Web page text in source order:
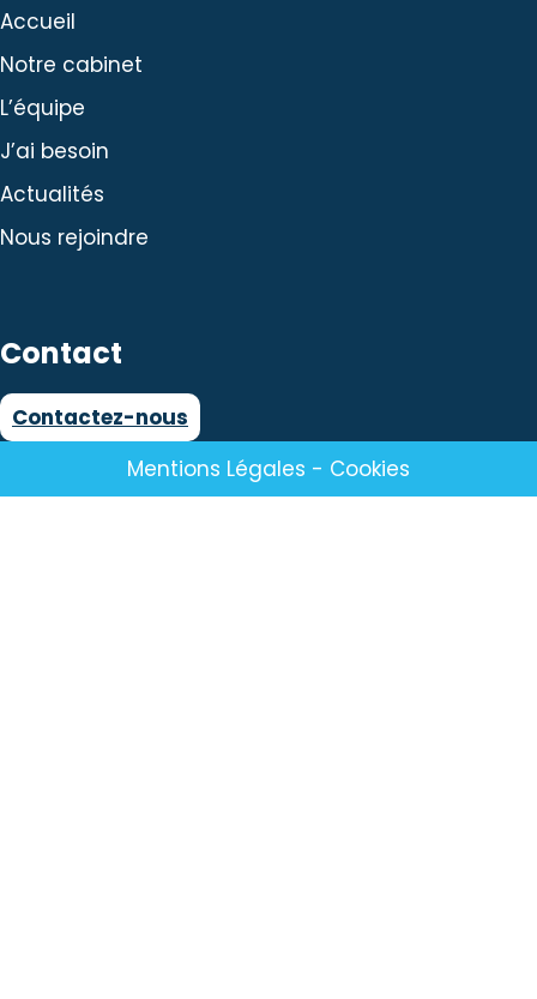
Accueil
Notre cabinet
L’équipe
J’ai besoin
Actualités
Nous rejoindre
Contact
Contactez-nous
Mentions Légales - Cookies